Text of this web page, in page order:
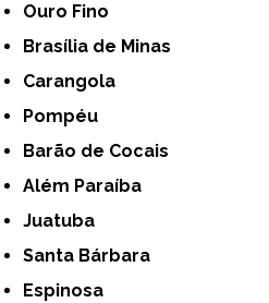
Ouro Fino
Brasília de Minas
Carangola
Pompéu
Barão de Cocais
Além Paraíba
Juatuba
Santa Bárbara
Espinosa